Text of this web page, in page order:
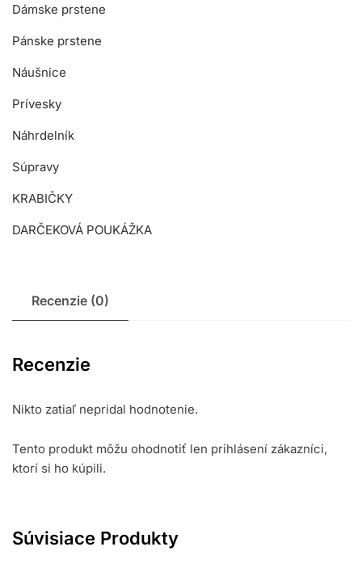
Dámske prstene
Pánske prstene
Náušnice
Prívesky
Náhrdelník
Súpravy
KRABIČKY
DARČEKOVÁ POUKÁŽKA
Recenzie (0)
Recenzie
Nikto zatiaľ nepridal hodnotenie.
Tento produkt môžu ohodnotiť len prihlásení zákazníci,
ktorí si ho kúpili.
Súvisiace Produkty